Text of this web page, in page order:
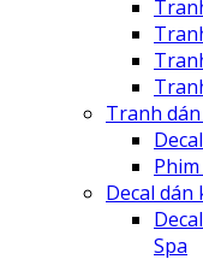
Tranh
Decal dán
Spa